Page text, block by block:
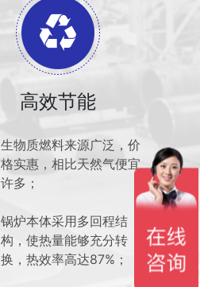
高效节能
生物质燃料来源广泛，价
格实惠，相比天然气便宜
许多；
锅炉本体采用多回程结
构，使热量能够充分转
换，热效率高达87%；